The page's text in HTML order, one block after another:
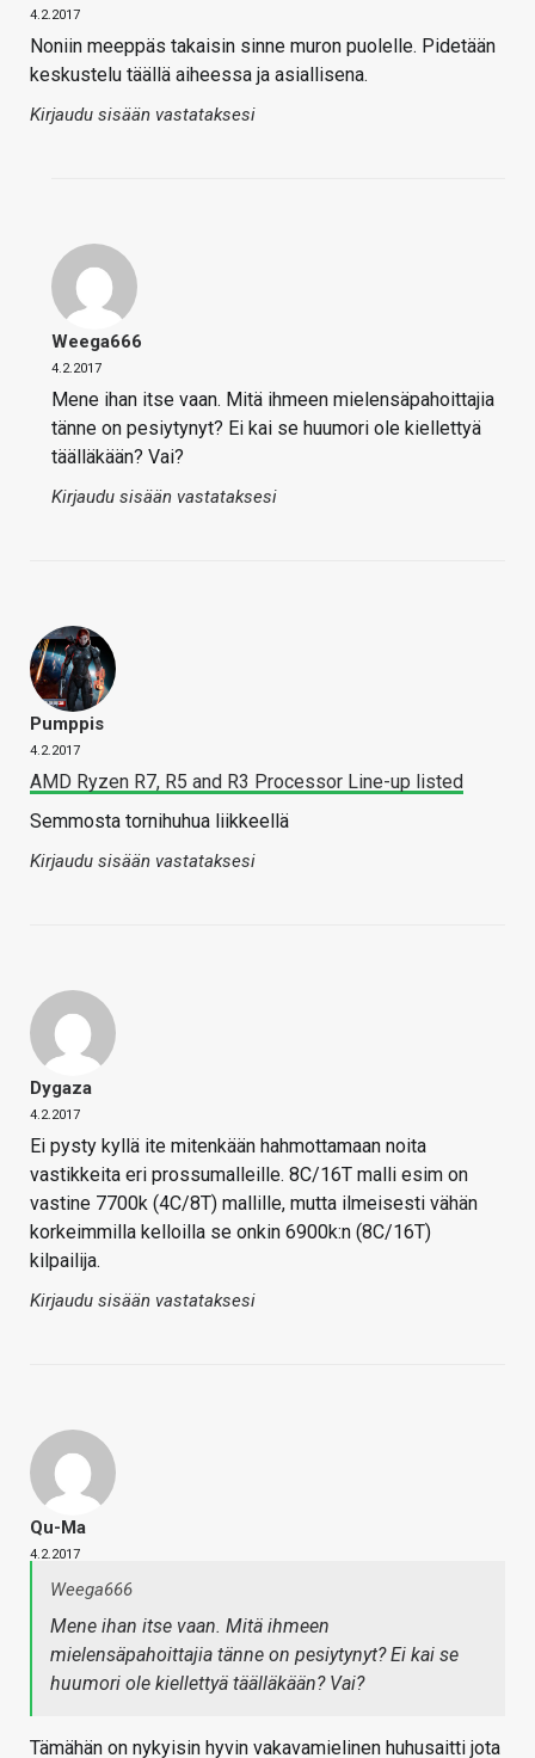
4.2.2017
Noniin meeppäs takaisin sinne muron puolelle. Pidetään
keskustelu täällä aiheessa ja asiallisena.
Kirjaudu sisään vastataksesi
Weega666
4.2.2017
Mene ihan itse vaan. Mitä ihmeen mielensäpahoittajia
tänne on pesiytynyt? Ei kai se huumori ole kiellettyä
täälläkään? Vai?
Kirjaudu sisään vastataksesi
Pumppis
4.2.2017
AMD Ryzen R7, R5 and R3 Processor Line-up listed
Semmosta tornihuhua liikkeellä
Kirjaudu sisään vastataksesi
Dygaza
4.2.2017
Ei pysty kyllä ite mitenkään hahmottamaan noita
vastikkeita eri prossumalleille. 8C/16T malli esim on
vastine 7700k (4C/8T) mallille, mutta ilmeisesti vähän
korkeimmilla kelloilla se onkin 6900k:n (8C/16T)
kilpailija.
Kirjaudu sisään vastataksesi
Qu-Ma
4.2.2017
Weega666
Mene ihan itse vaan. Mitä ihmeen
mielensäpahoittajia tänne on pesiytynyt? Ei kai se
huumori ole kiellettyä täälläkään? Vai?
Tämähän on nykyisin hyvin vakavamielinen huhusaitti jota